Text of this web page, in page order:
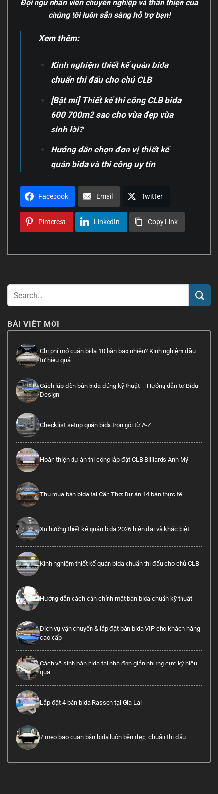
BÀI VIẾT MỚI
Chi phí mở quán bida 10 bàn bao nhiêu? Kinh nghiệm đầu
tư hiệu quả
Cách lắp đèn bàn bida đúng kỹ thuật – Hướng dẫn từ Bida
Design
Checklist setup quán bida trọn gói từ A-Z
Hoàn thiện dự án thi công lắp đặt CLB Billiards Anh Mỹ
Thu mua bàn bida tại Cần Thơ: Dự án 14 bàn thực tế
Xu hướng thiết kế quán bida 2026 hiện đại và khác biệt
Kinh nghiệm thiết kế quán bida chuẩn thi đấu cho chủ CLB
Hướng dẫn cách cân chỉnh mặt bàn bida chuẩn kỹ thuật
Dịch vụ vận chuyển & lắp đặt bàn bida VIP cho khách hàng
cao cấp
Cách vệ sinh bàn bida tại nhà đơn giản nhưng cực kỳ hiệu
quả
Lắp đặt 4 bàn bida Rasson tại Gia Lai
7 mẹo bảo quản bàn bida luôn bền đẹp, chuẩn thi đấu
Đội ngũ nhân viên chuyên nghiệp và thân thiện của
chúng tôi luôn sẵn sàng hỗ trợ bạn!
Xem thêm:
Kinh nghiệm thiết kế quán bida
chuẩn thi đấu cho chủ CLB
[Bật mí] Thiết kế thi công CLB bida
600 700m2 sao cho vừa đẹp vừa
sinh lời?
Hướng dẫn chọn đơn vị thiết kế
quán bida và thi công uy tín
Facebook Email Twitter
Pinterest LinkedIn Copy Link